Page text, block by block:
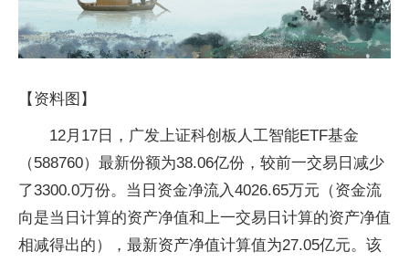
【资料图】
12月17日，广发上证科创板人工智能ETF基金
（588760）最新份额为38.06亿份，较前一交易日减少
了3300.0万份。当日资金净流入4026.65万元（资金流
向是当日计算的资产净值和上一交易日计算的资产净值
相减得出的），最新资产净值计算值为27.05亿元。该